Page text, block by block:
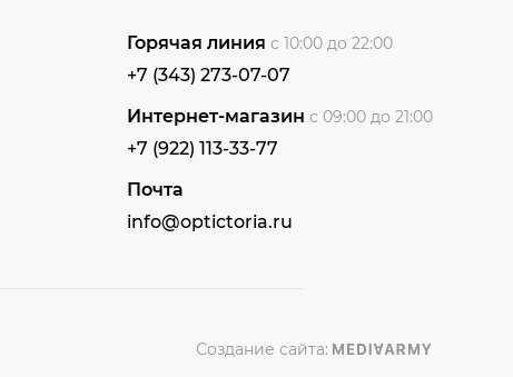
Горячая линия с 10:00 до 22:00
+7 (343) 273-07-07
Интернет-магазин с 09:00 до 21:00
+7 (922) 113-33-77
Почта
info@optictoria.ru
Создание сайта: